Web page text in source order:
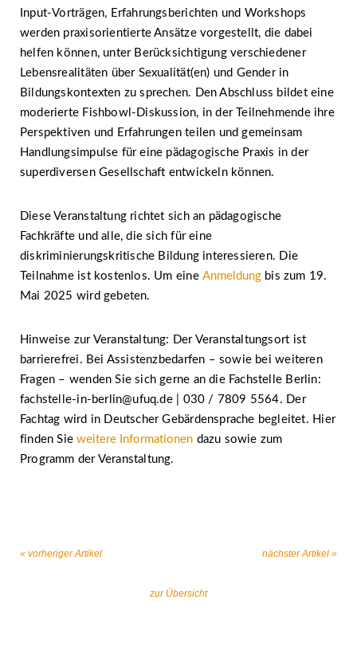
Input-Vorträgen, Erfahrungsberichten und Workshops
werden praxisorientierte Ansätze vorgestellt, die dabei
helfen können, unter Berücksichtigung verschiedener
Lebensrealitäten über Sexualität(en) und Gender in
Bildungskontexten zu sprechen. Den Abschluss bildet eine
moderierte Fishbowl-Diskussion, in der Teilnehmende ihre
Perspektiven und Erfahrungen teilen und gemeinsam
Handlungsimpulse für eine pädagogische Praxis in der
superdiversen Gesellschaft entwickeln können.
Diese Veranstaltung richtet sich an pädagogische
Fachkräfte und alle, die sich für eine
diskriminierungskritische Bildung interessieren. Die
Teilnahme ist kostenlos. Um eine Anmeldungbis zum 19.
Mai 2025 wird gebeten.
Hinweise zur Veranstaltung: Der Veranstaltungsort ist
barrierefrei. Bei Assistenzbedarfen – sowie bei weiteren
Fragen – wenden Sie sich gerne an die Fachstelle Berlin:
fachstelle-in-berlin@ufuq.de | 030 / 7809 5564. Der
Fachtag wird in Deutscher Gebärdensprache begleitet. Hier
finden Sieweitere Informationen dazu sowie zum
Programm der Veranstaltung.
« vorheriger Artikel
zur Übersicht
nächster Artikel »